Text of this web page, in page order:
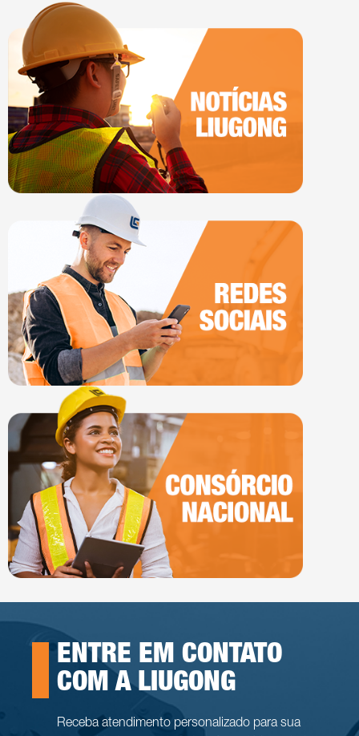
ENTRE EM CONTATO
COM A LIUGONG
Receba atendimento personalizado para sua